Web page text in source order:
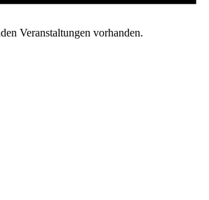
Veranstaltungen vorhanden.